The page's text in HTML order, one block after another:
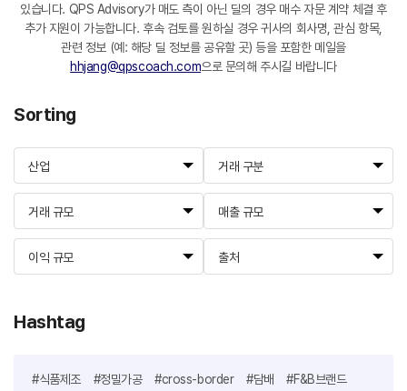
있습니다. QPS Advisory가 매도 측이 아닌 딜의 경우 매수 자문 계약 체결 후
추가 지원이 가능합니다. 후속 검토를 원하실 경우 귀사의 회사명, 관심 항목,
관련 정보 (예: 해당 딜 정보를 공유할 곳) 등을 포함한 메일을
hhjang@qpscoach.com으로 문의해 주시길 바랍니다
Sorting
산업 거래 구분
거래 규모 매출 규모
이익 규모 출처
Hashtag
#식품제조 #정밀가공 #cross-border #담배
#F&B브랜드